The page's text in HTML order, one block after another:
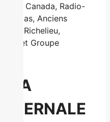
Air Canada, Radio-
Médias, Anciens
Richelieu,
et Groupe
LA